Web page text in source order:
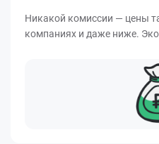
Никакой комиссии — цены
компаниях и даже ниже.